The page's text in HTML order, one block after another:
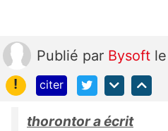
Publié par Bysoft
!
citer
thorontor a écrit